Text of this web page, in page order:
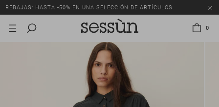
REBAJAS: HASTA -50% EN UNA SELECCIÓN DE ARTÍCULOS.
0